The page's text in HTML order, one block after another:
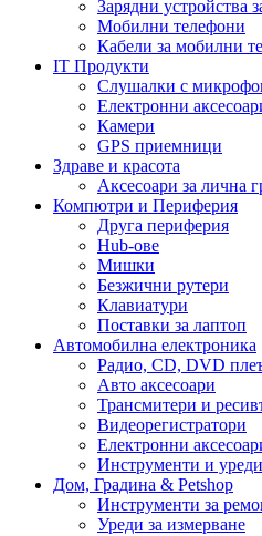
Зарядни устройства
Мобилни телефони
Кабели за мобилни
IT Продукти
Слушалки с
Електронни
Камери
GPS приемници
Здраве и красота
Аксесоари за лична
Компютри и Периферия
Друга периферия
Hub-ове
Мишки
Безжични рутери
Клавиатури
Поставки за лаптоп
Автомобилна електроника
Радио, CD, DVD
Авто аксесоари
Трансмитери и
Видеорегистратори
Електронни
Инструменти и
Дом, Градина & Petshop
Инструменти за
Уреди за измерване